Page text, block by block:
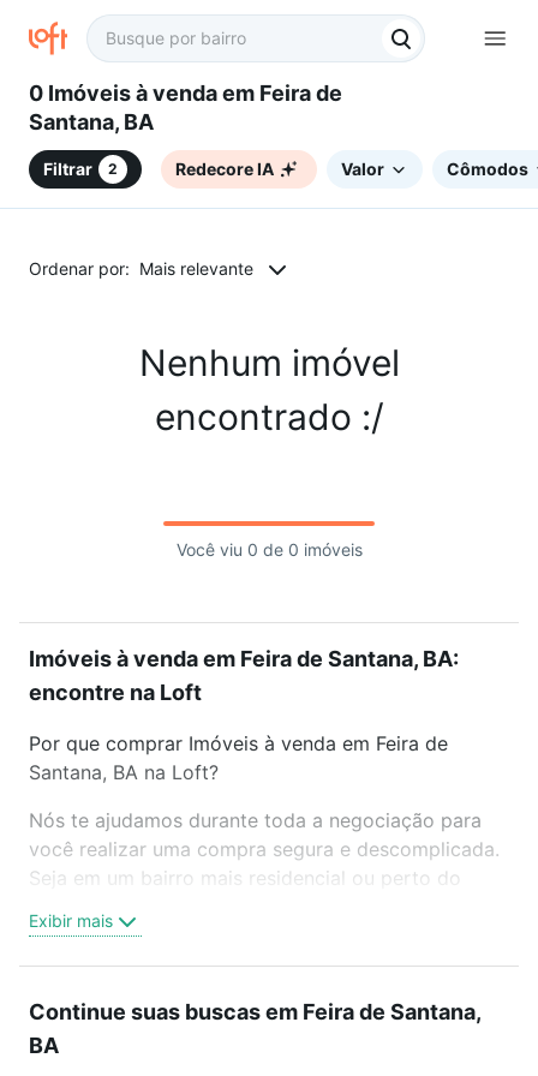
0 Imóveis à venda em Feira de
Santana, BA
Filtrar 2 Redecore IA Valor Cômodos
Ordenar por: Mais relevante
Nenhum imóvel
encontrado :/
Você viu 0 de 0 imóveis
Imóveis à venda em Feira de Santana, BA:
encontre na Loft
Por que comprar Imóveis à venda em Feira de
Santana, BA na Loft?
Nós te ajudamos durante toda a negociação para
você realizar uma compra segura e descomplicada.
Seja em um bairro mais residencial ou perto do
oferta ideal de Imóveis à venda em Feira de
Santana, BA para conquistar seu sonho. Agende
sem compromisso e você ainda conta com mais de
46 mil corretores e imobiliárias te ajudando na
Exibir mais
Continue suas buscas em Feira de Santana,
BA